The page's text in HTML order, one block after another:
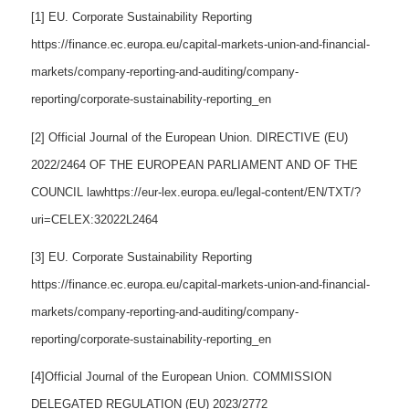
[1] EU. Corporate Sustainability Reporting
https://finance.ec.europa.eu/capital-markets-union-and-financial-
markets/company-reporting-and-auditing/company-
reporting/corporate-sustainability-reporting_en
[2] Official Journal of the European Union. DIRECTIVE (EU)
2022/2464 OF THE EUROPEAN PARLIAMENT AND OF THE
COUNCIL lawhttps://eur-lex.europa.eu/legal-content/EN/TXT/?
uri=CELEX:32022L2464
[3] EU. Corporate Sustainability Reporting
https://finance.ec.europa.eu/capital-markets-union-and-financial-
markets/company-reporting-and-auditing/company-
reporting/corporate-sustainability-reporting_en
[4]Official Journal of the European Union. COMMISSION
DELEGATED REGULATION (EU) 2023/2772